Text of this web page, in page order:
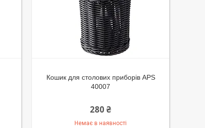
Кошик для столових приборів APS
40007
280 ₴
Немає в наявності